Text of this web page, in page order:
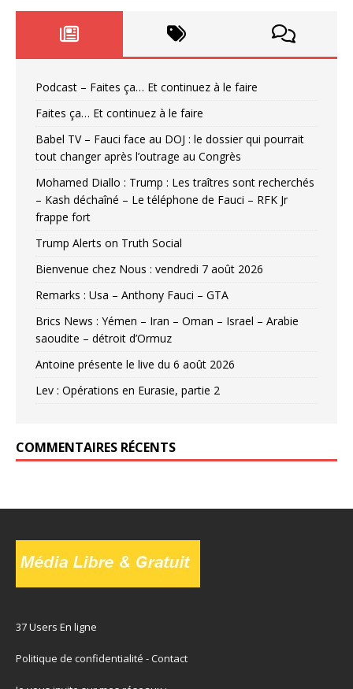
Podcast – Faites ça… Et continuez à le faire
Faites ça… Et continuez à le faire
Babel TV – Fauci face au DOJ : le dossier qui pourrait
tout changer après l’outrage au Congrès
Mohamed Diallo : Trump : Les traîtres sont recherchés
– Kash déchaîné – Le téléphone de Fauci – RFK Jr
frappe fort
Trump Alerts on Truth Social
Bienvenue chez Nous : vendredi 7 août 2026
Remarks : Usa – Anthony Fauci – GTA
Brics News : Yémen – Iran – Oman – Israel – Arabie
saoudite – détroit d’Ormuz
Antoine présente le live du 6 août 2026
Lev : Opérations en Eurasie, partie 2
COMMENTAIRES RÉCENTS
37 Users En ligne
Politique de confidentialité -Contact